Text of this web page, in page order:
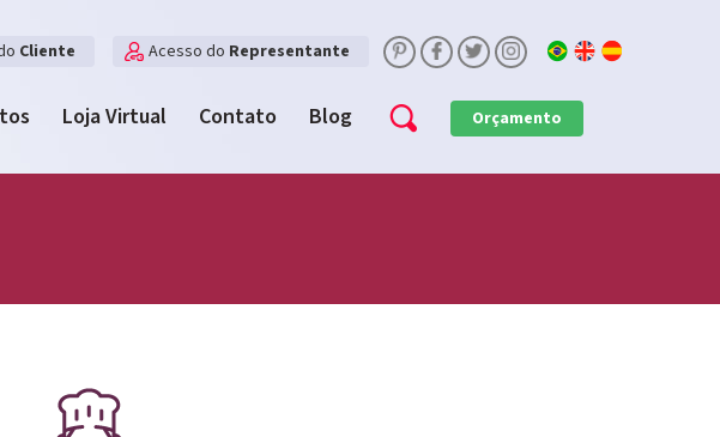
Cliente Acesso do Representante
Loja Virtual Contato Blog Orçamento